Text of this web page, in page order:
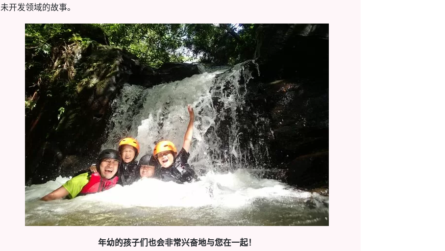
未开发领域的故事。
年幼的孩子们也会非常兴奋地与您在一起！